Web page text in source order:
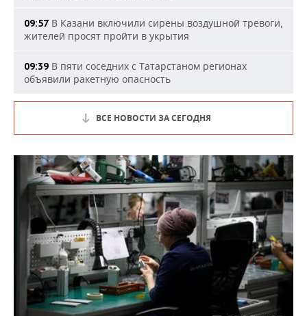
09:57 В Казани включили сирены воздушной тревоги,
жителей просят пройти в укрытия
09:39 В пяти соседних с Татарстаном регионах
объявили ракетную опасность
ВСЕ НОВОСТИ ЗА СЕГОДНЯ